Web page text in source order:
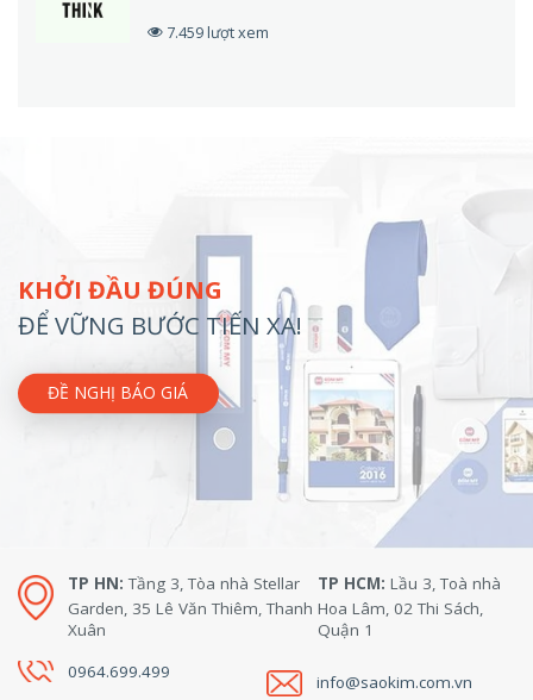
7.459 lượt xem
KHỞI ĐẦU ĐÚNG
ĐỂ VỮNG BƯỚC TIẾN XA!
ĐỀ NGHỊ BÁO GIÁ
TP HN: Tầng 3, Tòa nhà Stellar
Garden, 35 Lê Văn Thiêm, Thanh
Xuân
TP HCM: Lầu 3, Toà nhà
Hoa Lâm, 02 Thi Sách,
Quận 1
0964.699.499
info@saokim.com.vn